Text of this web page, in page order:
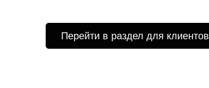
Перейти в раздел для клиентов